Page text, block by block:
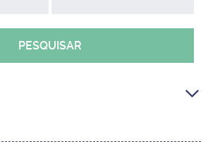
PESQUISAR